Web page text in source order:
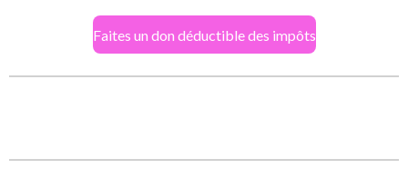
Faites un don déductible des impôts